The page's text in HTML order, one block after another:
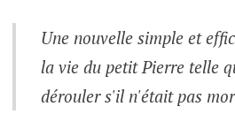
Une nouvelle simple et
la vie du petit Pierre telle
dérouler s'il n'était pas